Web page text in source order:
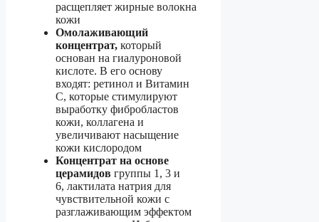
расщепляет жирные волокна
кожи
Омолаживающий
концентрат, который
основан на гиалуроновой
кислоте. В его основу
входят: ретинол и Витамин
С, которые стимулируют
выработку фибробластов
кожи, коллагена и
увеличивают насыщение
кожи кислородом
Концентрат на основе
церамидов группы 1, 3 и
6, лактилата натрия для
чувствительной кожи с
разглаживающим эффектом